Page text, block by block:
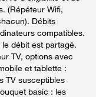
(Répéteur Wifi,
Débits
compatibles.
débit est partagé.
TV, options avec
et tablette :
TV susceptibles
basic : les